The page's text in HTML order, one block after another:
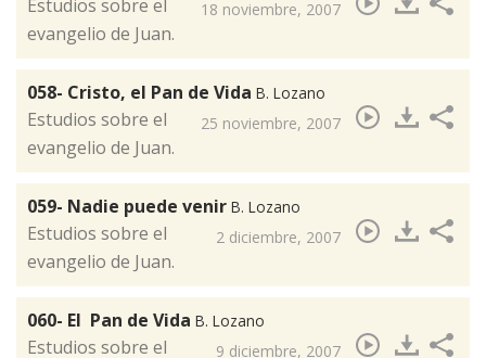
18 noviembre, 2007
​Estudios sobre el
evangelio de Juan.
058- Cristo, el Pan de Vida B. Lozano
25 noviembre, 2007
​Estudios sobre el
evangelio de Juan.
059- Nadie puede venir B. Lozano
2 diciembre, 2007
​Estudios sobre el
evangelio de Juan.
060- El Pan de Vida B. Lozano
9 diciembre, 2007
​Estudios sobre el